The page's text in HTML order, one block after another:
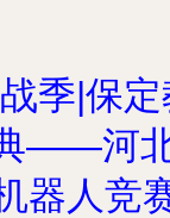
季|保定
——河
器人竞